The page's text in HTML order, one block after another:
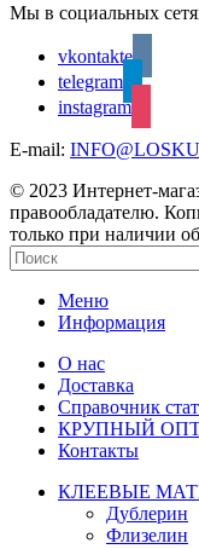
Мы в социальных
vkontakte
telegram
instagram
E-mail:
© 2023 Интернет-
правообладателю.
только при наличии
Меню
Информация
О нас
Доставка
Справочник
КРУПНЫЙ
Контакты
КЛЕЕВЫЕ
Дублерин
Флизелин